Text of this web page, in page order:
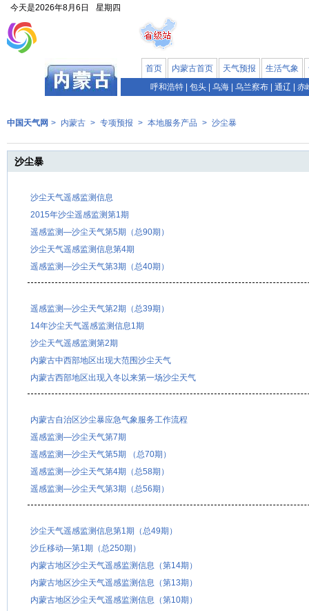
今天是2026年8月6日 星期四
首页 内蒙古首页 天气预报 生活气象
呼和浩特
包头 乌海 乌兰察布 通辽 赤
中国天气网 > 内蒙古 > 专项预报 > 本地服务产品 > 沙尘暴
沙尘暴
沙尘天气遥感监测信息
2015年沙尘遥感监测第1期
遥感监测—沙尘天气第5期（总90期）
沙尘天气遥感监测信息第4期
遥感监测—沙尘天气第3期（总40期）
遥感监测—沙尘天气第2期（总39期）
14年沙尘天气遥感监测信息1期
沙尘天气遥感监测第2期
内蒙古中西部地区出现大范围沙尘天气
内蒙古西部地区出现入冬以来第一场沙尘天气
内蒙古自治区沙尘暴应急气象服务工作流程
遥感监测—沙尘天气第7期
遥感监测—沙尘天气第5期 （总70期）
遥感监测—沙尘天气第4期（总58期）
遥感监测—沙尘天气第3期（总56期）
沙尘天气遥感监测信息第1期（总49期）
沙丘移动—第1期（总250期）
内蒙古地区沙尘天气遥感监测信息（第14期）
内蒙古地区沙尘天气遥感监测信息（第13期）
内蒙古地区沙尘天气遥感监测信息（第10期）